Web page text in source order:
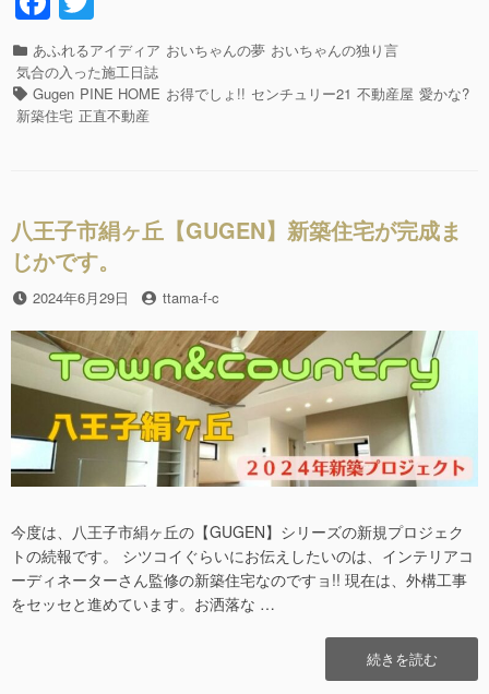
ナ
を、
a
c
e
o
k
wi
tt
er
カ
テ
ゴ
リ
あふれるアイディア おいちゃんの夢 おいちゃんの独り言
気合の入った施工日誌
タ
グ
Gugen PINE HOME お得でしょ!! センチュリー21 不動産屋 愛かな?
新築住宅 正直不動産
八王子市絹ヶ丘【GUGEN】新築住宅が完成ま
じかです。
投
日
2024年6月29日
投
者
ttama-f-c
今度は、八王子市絹ヶ丘の【GUGEN】シリーズの新規プロジェク
トの続報です。 シツコイぐらいにお伝えしたいのは、インテリアコ
ーディネーターさん監修の新築住宅なのですョ!! 現在は、外構工事
をセッセと進めています。お洒落な …
“八
王
続きを読む